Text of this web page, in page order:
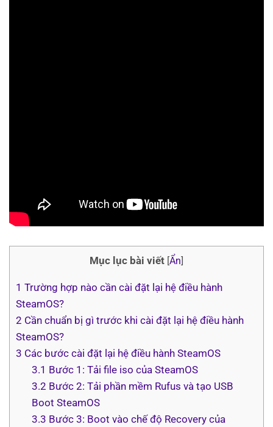
Mục lục bài viết [Ẩn]
1 Trường hợp nào cần cài đặt lại hệ điều hành
SteamOS?
2 Cần chuẩn bị gì trước khi cài đặt lại hệ điều hành
SteamOS?
3 Các bước cài đặt lại hệ điều hành SteamOS
3.1 Bước 1: Tải file iso của SteamOS
3.2 Bước 2: Tải phần mềm Rufus và tạo USB
Boot SteamOS
3.3 Bước 3: Boot vào chế độ Recovery của